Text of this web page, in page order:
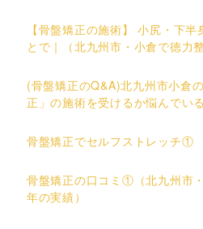
【骨盤矯正の施術】 小尻・下
とで｜（北九州市・小倉で徳力
(骨盤矯正のQ&A)北九州市小倉
正」の施術を受けるか悩んでい
骨盤矯正でセルフストレッチ①
骨盤矯正の口コミ①（北九州市
年の実績）